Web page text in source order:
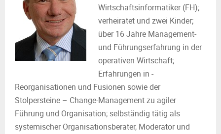
Wirtschaftsinformatiker (FH);
verheiratet und zwei Kinder;
über 16 Jahre Management-
und Führungserfahrung in der
operativen Wirtschaft;
Erfahrungen in -
Reorganisationen und Fusionen sowie der
Stolpersteine – Change-Management zu agiler
Führung und Organisation; selbständig tätig als
systemischer Organisationsberater, Moderator und